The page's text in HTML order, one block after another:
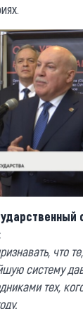
что
систему
тех,